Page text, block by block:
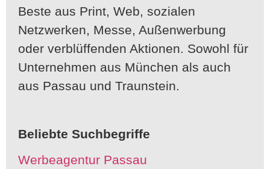
Beste aus Print, Web, sozialen
Netzwerken, Messe, Außenwerbung
oder verblüffenden Aktionen. Sowohl für
Unternehmen aus München als auch
aus Passau und Traunstein.
Beliebte Suchbegriffe
Werbeagentur Passau